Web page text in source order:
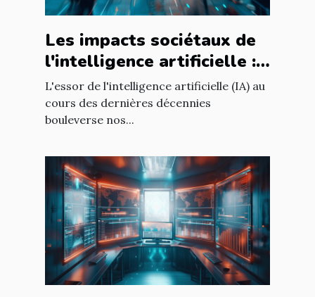
Les impacts sociétaux de
l'intelligence artificielle :
enjeux et perspectives
L'essor de l'intelligence artificielle (IA) au
cours des dernières décennies
bouleverse nos...